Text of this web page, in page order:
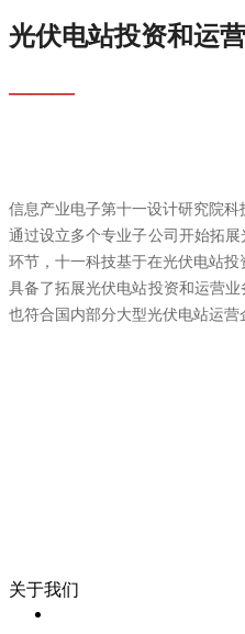
光伏电站投资和运
———
信息产业电子第十一设计研究院
通过设立多个专业子公司开始拓
环节，十一科技基于在光伏电站
具备了拓展光伏电站投资和运营
也符合国内部分大型光伏电站运营
关于我们